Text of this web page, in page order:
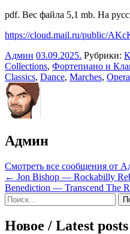
pdf. Вес файла 5,1 mb. На
https://cloud.mail.ru/public/
Админ 03.09.2025. Рубрики:
Collections, Фортепиано и
Classics, Dance, Marches, Opera
Админ
Смотреть все сообщения от
Навигация
по
записям
← Jon Bishop — Rockabilly
Benediction — Transcend The
Sidebar
Найти:
Новое / Latest posts